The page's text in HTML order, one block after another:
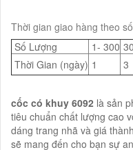
Thời gian giao hàng theo
Số Lượng
1- 300
Thời Gian (ngày) 1 3
cốc có khuy 6092 là sản
tiêu chuẩn chất lượng cao
dáng trang nhã và giá
sẽ mang đến cho bạn sự